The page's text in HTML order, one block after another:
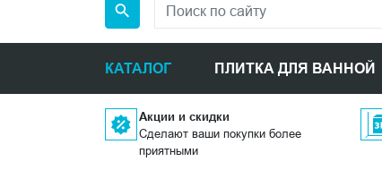
КАТАЛОГ ПЛИТКА ДЛЯ ВАННОЙ
Акции и скидки
Сделают ваши покупки более
приятными